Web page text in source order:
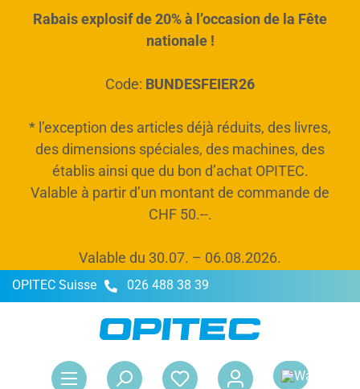
principal
Rabais explosif de 20% à l’occasion de la Fête
nationale !
Code: BUNDESFEIER26
* l’exception des articles déjà réduits, des livres,
des dimensions spéciales, des machines, des
établis ainsi que du bon d’achat OPITEC.
Valable à partir d’un montant de commande de
CHF 50.--.
Valable du 30.07. – 06.08.2026.
OPITEC Suisse 026 488 38 39